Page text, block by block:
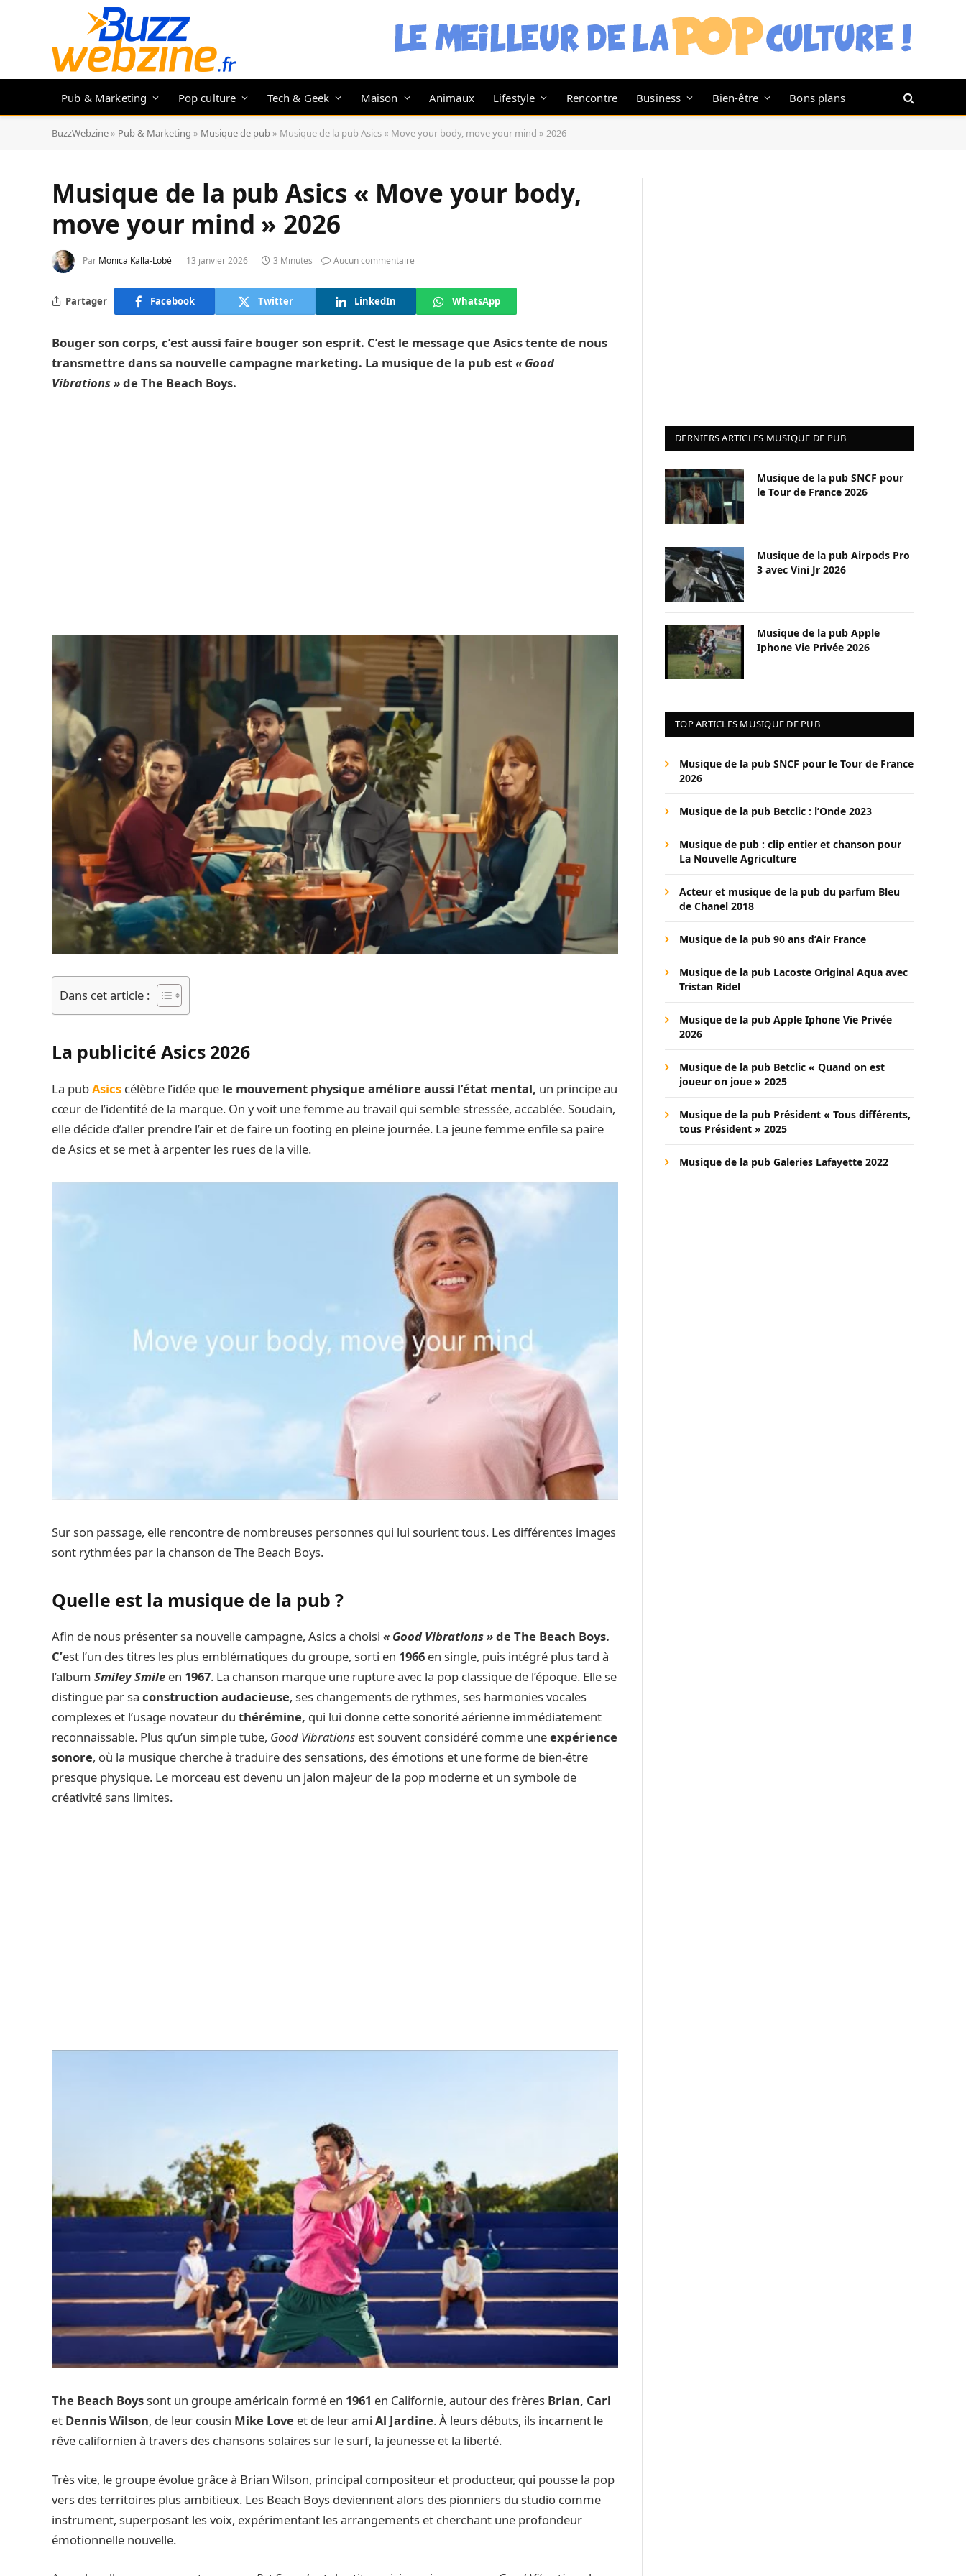
Pub & Marketing Pop culture Tech & Geek Maison Animaux Lifestyle Rencontre Business Bien-être Bons plans
BuzzWebzine » Pub & Marketing » Musique de pub » Musique de la pub Asics « Move your body, move your mind » 2026
Musique de la pub Asics « Move your body,
move your mind » 2026
Par Monica Kalla-Lobé 13 janvier 2026 3 Minutes Aucun commentaire
Partager Facebook Twitter LinkedIn WhatsApp
Bouger son corps, c’est aussi faire bouger son esprit. C’est le message que Asics tente de nous
transmettre dans sa nouvelle campagne marketing. La musique de la pub est« Good
Vibrations »de The Beach Boys.
Dans cet article :
La publicité Asics 2026
La pubAsics célèbre l’idée que le mouvement physique améliore aussi l’état mental, un principe au
cœur de l’identité de la marque. On y voit une femme au travail qui semble stressée, accablée. Soudain,
elle décide d’aller prendre l’air et de faire un footing en pleine journée. La jeune femme enfile sa paire
de Asics et se met à arpenter les rues de la ville.
Sur son passage, elle rencontre de nombreuses personnes qui lui sourient tous. Les différentes images
sont rythmées par la chanson de The Beach Boys.
Quelle est la musique de la pub ?
Afin de nous présenter sa nouvelle campagne, Asics a choisi « Good Vibrations »de The Beach Boys.
C’est l’un des titres les plus emblématiques du groupe, sorti en 1966 en single, puis intégré plus tard à
l’album Smiley Smile en 1967. La chanson marque une rupture avec la pop classique de l’époque. Elle se
distingue par sa construction audacieuse, ses changements de rythmes, ses harmonies vocales
complexes et l’usage novateur du thérémine, qui lui donne cette sonorité aérienne immédiatement
reconnaissable. Plus qu’un simple tube, Good Vibrations est souvent considéré comme uneexpérience
sonore, où la musique cherche à traduire des sensations, des émotions et une forme de bien-être
presque physique. Le morceau est devenu un jalon majeur de la pop moderne et un symbole de
créativité sans limites.
The Beach Boyssont un groupe américain formé en 1961 en Californie, autour des frères Brian, Carl
et Dennis Wilson, de leur cousin Mike Love et de leur ami Al Jardine. À leurs débuts, ils incarnent le
rêve californien à travers des chansons solaires sur le surf, la jeunesse et la liberté.
Très vite, le groupe évolue grâce à Brian Wilson, principal compositeur et producteur, qui pousse la pop
vers des territoires plus ambitieux. Les Beach Boys deviennent alors des pionniers du studio comme
instrument, superposant les voix, expérimentant les arrangements et cherchant une profondeur
émotionnelle nouvelle.
DERNIERS ARTICLES MUSIQUE DE PUB
Musique de la pub SNCF pour
le Tour de France 2026
Musique de la pub Airpods Pro
3 avec Vini Jr 2026
Musique de la pub Apple
Iphone Vie Privée 2026
TOP ARTICLES MUSIQUE DE PUB
Musique de la pub SNCF pour le Tour de France
2026
Musique de la pub Betclic : l’Onde 2023
Musique de pub : clip entier et chanson pour
La Nouvelle Agriculture
Acteur et musique de la pub du parfum Bleu
de Chanel 2018
Musique de la pub 90 ans d’Air France
Musique de la pub Lacoste Original Aqua avec
Tristan Ridel
Musique de la pub Apple Iphone Vie Privée
2026
Musique de la pub Betclic « Quand on est
joueur on joue » 2025
Musique de la pub Président « Tous différents,
tous Président » 2025
Musique de la pub Galeries Lafayette 2022